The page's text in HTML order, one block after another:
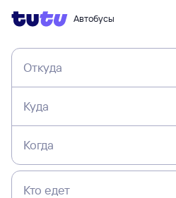
Автобусы
Откуда
Куда
Когда
Кто едет